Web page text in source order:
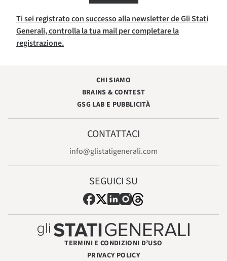
Ti sei registrato con successo alla newsletter de Gli Stati
Generali, controlla la tua mail per completare la
registrazione.
CHI SIAMO
BRAINS & CONTEST
GSG LAB E PUBBLICITÀ
CONTATTACI
info@glistatigenerali.com
SEGUICI SU
TERMINI E CONDIZIONI D’USO
PRIVACY POLICY